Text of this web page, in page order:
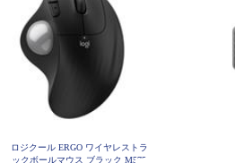
ロジクール ERGO ワイヤレストラ
ックボールマウス ブラック M575